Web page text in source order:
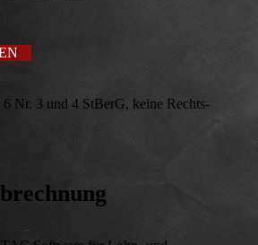
6 Nr. 3 und 4 StBerG, keine Rechts-